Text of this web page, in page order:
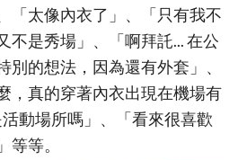
「太像內衣了」、「只有我不
不是秀場」、「啊拜託... 在公
別的想法，因為還有外套」、
，真的穿著內衣出現在機場有
動場所嗎」、「看來很喜歡
等等。